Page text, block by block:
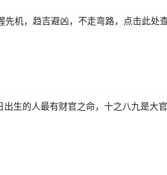
先机，趋吉避凶，不走弯路，点击此处
出生的人最有财官之命，十之八九是大